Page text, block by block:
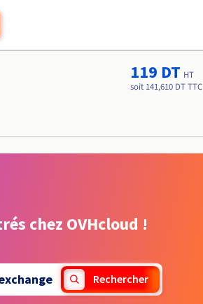
119 DT HT
soit 141,610 DT TTC
chez OVHcloud !
Rechercher